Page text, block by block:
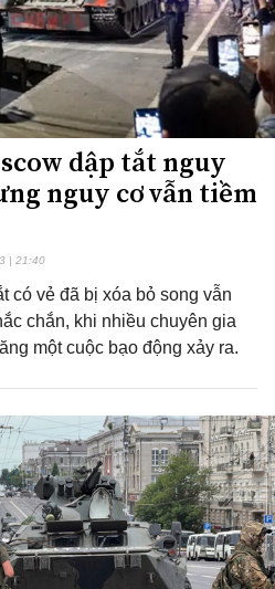
dập tắt nguy
nguy cơ vẫn tiềm
| 21:40
có vẻ đã bị xóa bỏ song vẫn
chắn, khi nhiều chuyên gia
một cuộc bạo động xảy ra.